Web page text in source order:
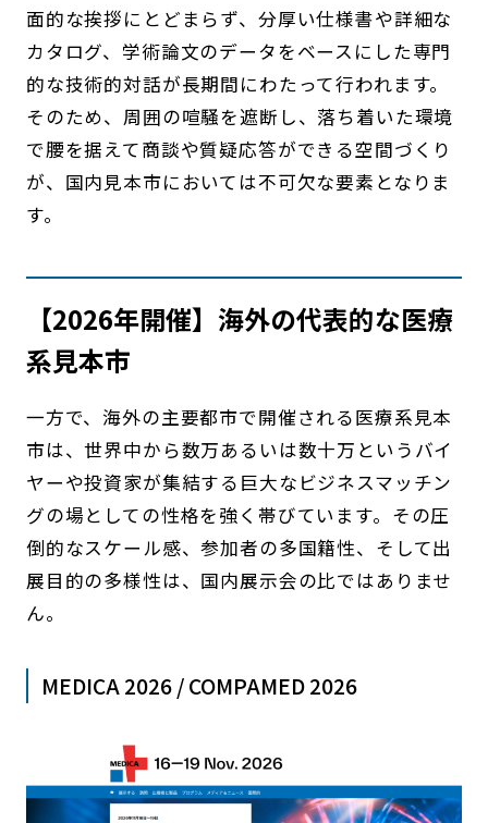
面的な挨拶にとどまらず、分厚い仕様書や詳細な
カタログ、学術論文のデータをベースにした専門
的な技術的対話が長期間にわたって行われます。
そのため、周囲の喧騒を遮断し、落ち着いた環境
で腰を据えて商談や質疑応答ができる空間づくり
が、国内見本市においては不可欠な要素となりま
す。
【2026年開催】海外の代表的な医療
系見本市
一方で、海外の主要都市で開催される医療系見本
市は、世界中から数万あるいは数十万というバイ
ヤーや投資家が集結する巨大なビジネスマッチン
グの場としての性格を強く帯びています。その圧
倒的なスケール感、参加者の多国籍性、そして出
展目的の多様性は、国内展示会の比ではありませ
ん。
MEDICA 2026 / COMPAMED 2026